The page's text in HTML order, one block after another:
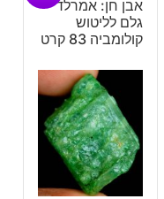
אבן חן: אמרלד
גלם לליטוש
קולומביה 83 קרט